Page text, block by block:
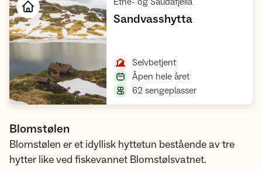
Sandvasshytta,
Selvbetjent,
Åpen hele året,
62 sengeplasser,
Blomstølen
Blomstølen er et idyllisk hyttetun bestående av tre
hytter like ved fiskevannet Blomstølsvatnet.